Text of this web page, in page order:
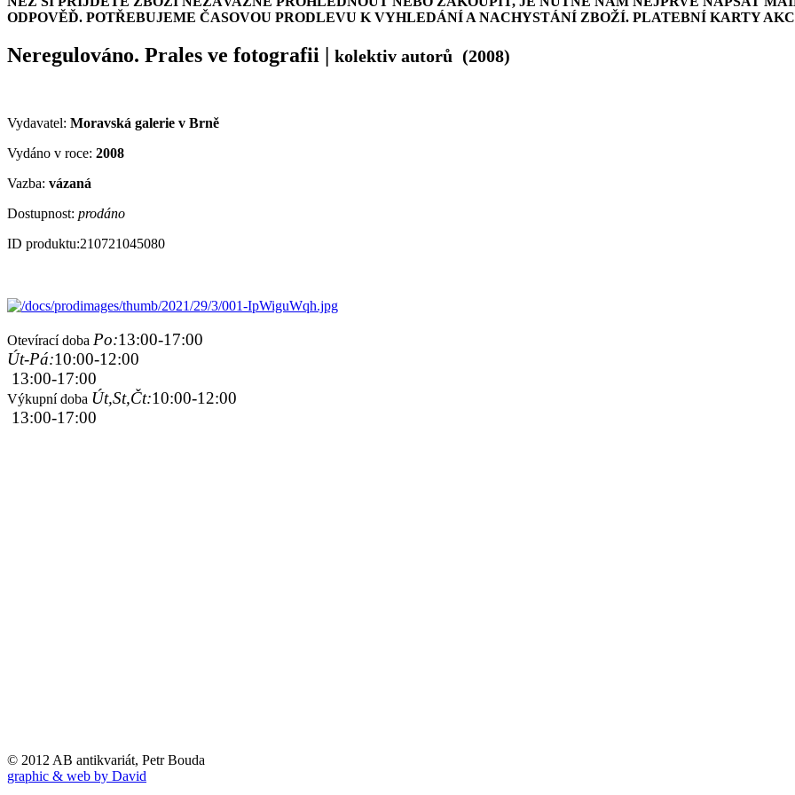
ODPOVĚĎ. POTŘEBUJEME ČASOVOU PRODLEVU K VYHLEDÁNÍ A NACHYSTÁNÍ ZBOŽÍ. PLATEBNÍ KARTY
Neregulováno. Prales ve fotografii | kolektiv autorů (2008)
Vydavatel: Moravská galerie v Brně
Vydáno v roce: 2008
Vazba: vázaná
Dostupnost: prodáno
ID produktu:210721045080
Otevírací doba Po:13:00-17:00
Út-Pá:10:00-12:00
13:00-17:00
Výkupní doba Út,St,Čt:10:00-12:00
13:00-17:00
© 2012 AB antikvariát, Petr Bouda
graphic & web by David